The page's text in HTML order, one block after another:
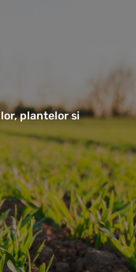
plantelor si